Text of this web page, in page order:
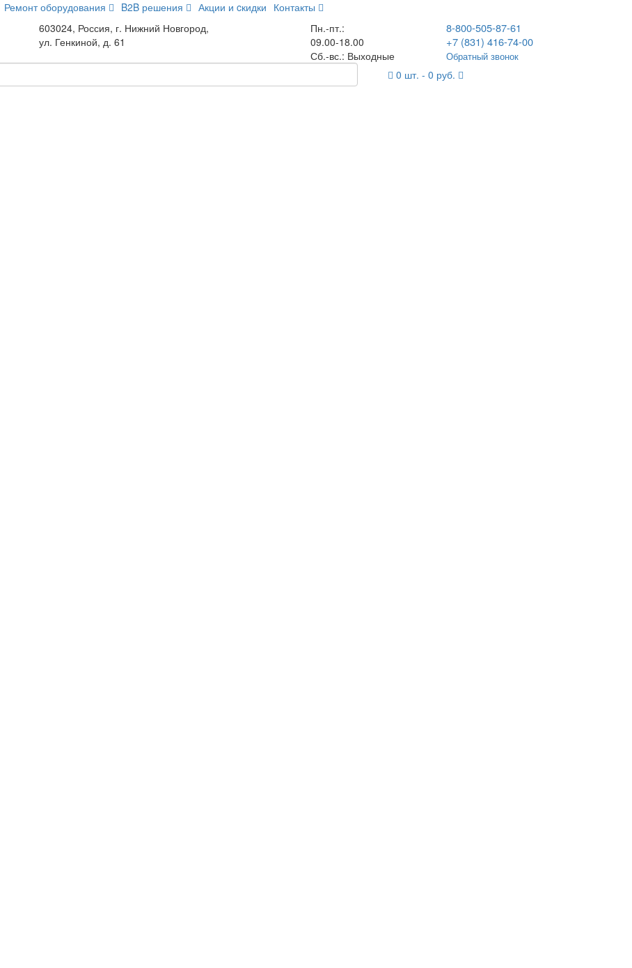
Ремонт оборудования B2B решения Акции и cкидки Контакты
603024, Россия, г. Нижний Новгород,
ул. Генкиной, д. 61
Пн.-пт.:
09.00-18.00
Сб.-вс.: Выходные
8-800-505-87-61
+7 (831) 416-74-00
Обратный звонок
0 шт. - 0 руб.